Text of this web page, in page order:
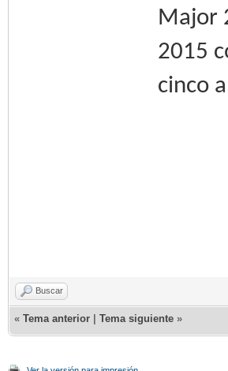
Major
2015
cinco
Buscar
« Tema anterior Tema siguiente »